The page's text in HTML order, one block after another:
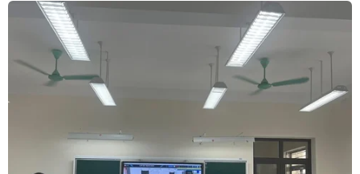
05/08/2026 15:30